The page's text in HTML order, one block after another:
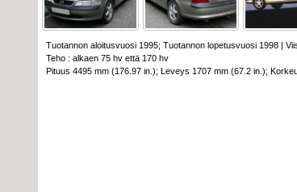
Tuotannon aloitusvuosi 1995; Tuotannon lopetusvuosi 1998 |
Teho : alkaen 75 hv että 170 hv
Pituus 4495 mm (176.97 in.); Leveys 1707 mm (67.2 in.);